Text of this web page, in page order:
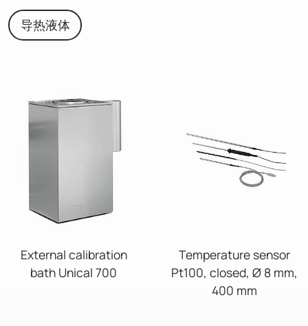
导热液体
External calibration
bath Unical 700
Temperature sensor
Pt100, closed, Ø 8 mm,
400 mm